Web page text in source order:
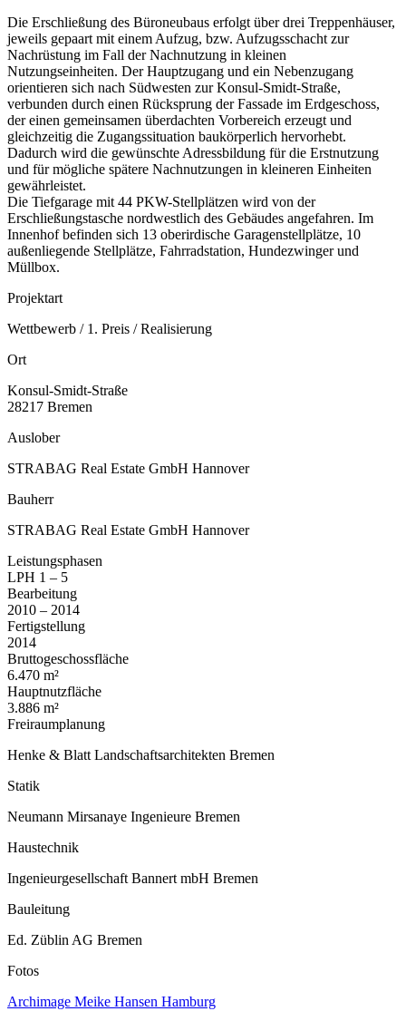
Die Erschließung des Büroneubaus erfolgt über drei Treppenhäuser,
jeweils gepaart mit einem Aufzug, bzw. Aufzugsschacht zur
Nachrüstung im Fall der Nachnutzung in kleinen
Nutzungseinheiten. Der Hauptzugang und ein Nebenzugang
orientieren sich nach Südwesten zur Konsul-Smidt-Straße,
verbunden durch einen Rücksprung der Fassade im Erdgeschoss,
der einen gemeinsamen überdachten Vorbereich erzeugt und
gleichzeitig die Zugangssituation baukörperlich hervorhebt.
Dadurch wird die gewünschte Adressbildung für die Erstnutzung
und für mögliche spätere Nachnutzungen in kleineren Einheiten
gewährleistet.
Die Tiefgarage mit 44 PKW-Stellplätzen wird von der
Erschließungstasche nordwestlich des Gebäudes angefahren. Im
Innenhof befinden sich 13 oberirdische Garagenstellplätze, 10
außenliegende Stellplätze, Fahrradstation, Hundezwinger und
Müllbox.
Projektart
Wettbewerb / 1. Preis / Realisierung
Ort
Konsul-Smidt-Straße
28217 Bremen
Auslober
STRABAG Real Estate GmbH Hannover
Bauherr
STRABAG Real Estate GmbH Hannover
Leistungsphasen
LPH 1 – 5
Bearbeitung
2010 – 2014
Fertigstellung
2014
Bruttogeschossfläche
6.470 m²
Hauptnutzfläche
3.886 m²
Freiraumplanung
Henke & Blatt Landschaftsarchitekten Bremen
Statik
Neumann Mirsanaye Ingenieure Bremen
Haustechnik
Ingenieurgesellschaft Bannert mbH Bremen
Bauleitung
Ed. Züblin AG Bremen
Fotos
Archimage Meike Hansen Hamburg